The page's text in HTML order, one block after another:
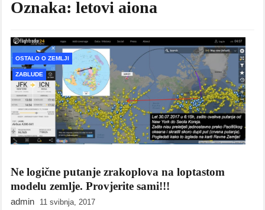
Oznaka: letovi aiona
OSTALO O ZEMLJI
ZABLUDE
Ne logične putanje zrakoplova na loptastom
modelu zemlje. Provjerite sami!!!
admin 11 svibnja, 2017